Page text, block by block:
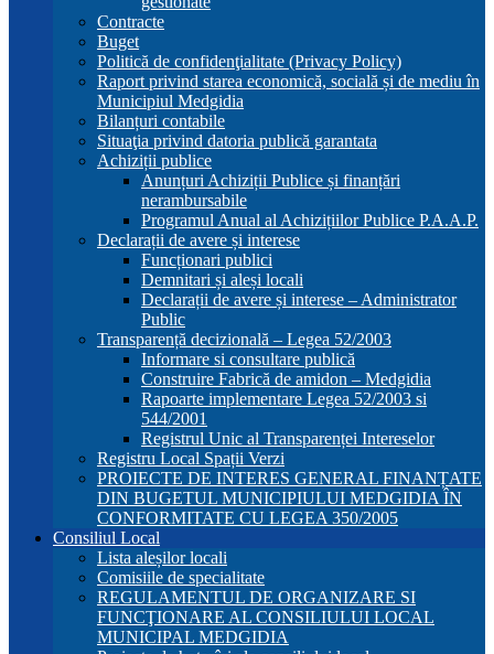
Contracte
Buget
Politică de confidenţialitate (Privacy Policy)
Raport privind starea economică, socială și de mediu în
Municipiul Medgidia
Bilanțuri contabile
Situaţia privind datoria publică garantata
Achiziții publice
Anunțuri Achiziții Publice și finanțări
nerambursabile
Programul Anual al Achizițiilor Publice P.A.A.P.
Declarații de avere și interese
Funcționari publici
Demnitari și aleși locali
Declarații de avere și interese – Administrator
Public
Transparență decizională – Legea 52/2003
Informare si consultare publică
Construire Fabrică de amidon – Medgidia
Rapoarte implementare Legea 52/2003 si
544/2001
Registrul Unic al Transparenței Intereselor
Registru Local Spații Verzi
PROIECTE DE INTERES GENERAL FINANȚATE
DIN BUGETUL MUNICIPIULUI MEDGIDIA ÎN
CONFORMITATE CU LEGEA 350/2005
Consiliul Local
Lista aleșilor locali
Comisiile de specialitate
REGULAMENTUL DE ORGANIZARE SI
FUNCŢIONARE AL CONSILIULUI LOCAL
MUNICIPAL MEDGIDIA